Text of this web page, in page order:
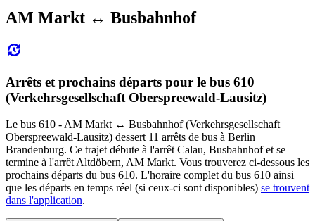
AM Markt ↔︎ Busbahnhof
Arrêts et prochains départs pour le bus 610
(Verkehrsgesellschaft Oberspreewald-Lausitz)
Le bus 610 - AM Markt ↔︎ Busbahnhof (Verkehrsgesellschaft
Oberspreewald-Lausitz) dessert 11 arrêts de bus à Berlin
Brandenburg. Ce trajet débute à l'arrêt Calau, Busbahnhof et se
termine à l'arrêt Altdöbern, AM Markt. Vous trouverez ci-dessous les
prochains départs du bus 610. L'horaire complet du bus 610 ainsi
que les départs en temps réel (si ceux-ci sont disponibles) se trouvent
dans l'application.